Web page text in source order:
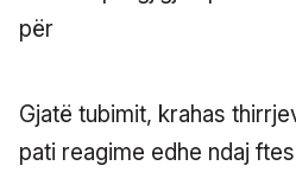
Gjatë tubimit, krahas
pati reagime edhe ndaj